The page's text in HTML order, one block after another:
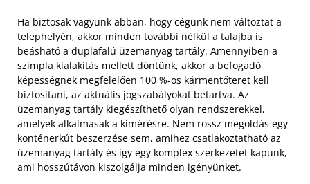
Ha biztosak vagyunk abban, hogy cégünk nem változtat a
telephelyén, akkor minden további nélkül a talajba is
beásható a duplafalú üzemanyag tartály. Amennyiben a
szimpla kialakítás mellett döntünk, akkor a befogadó
képességnek megfelelően 100 %-os kármentőteret kell
biztosítani, az aktuális jogszabályokat betartva. Az
üzemanyag tartály kiegészíthető olyan rendszerekkel,
amelyek alkalmasak a kimérésre. Nem rossz megoldás egy
konténerkút beszerzése sem, amihez csatlakoztatható az
üzemanyag tartály és így egy komplex szerkezetet kapunk,
ami hosszútávon kiszolgálja minden igényünket.